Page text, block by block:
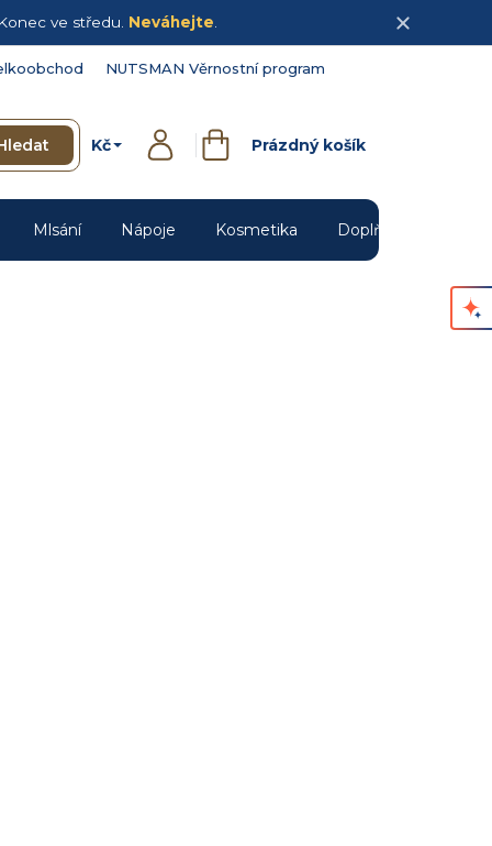
ve středu. Neváhejte
NUTSMAN Věrnostní program
Kč
PřihlášeníNákupní
Prázdný košík
Mlsání Nápoje Kosmetika Doplňky